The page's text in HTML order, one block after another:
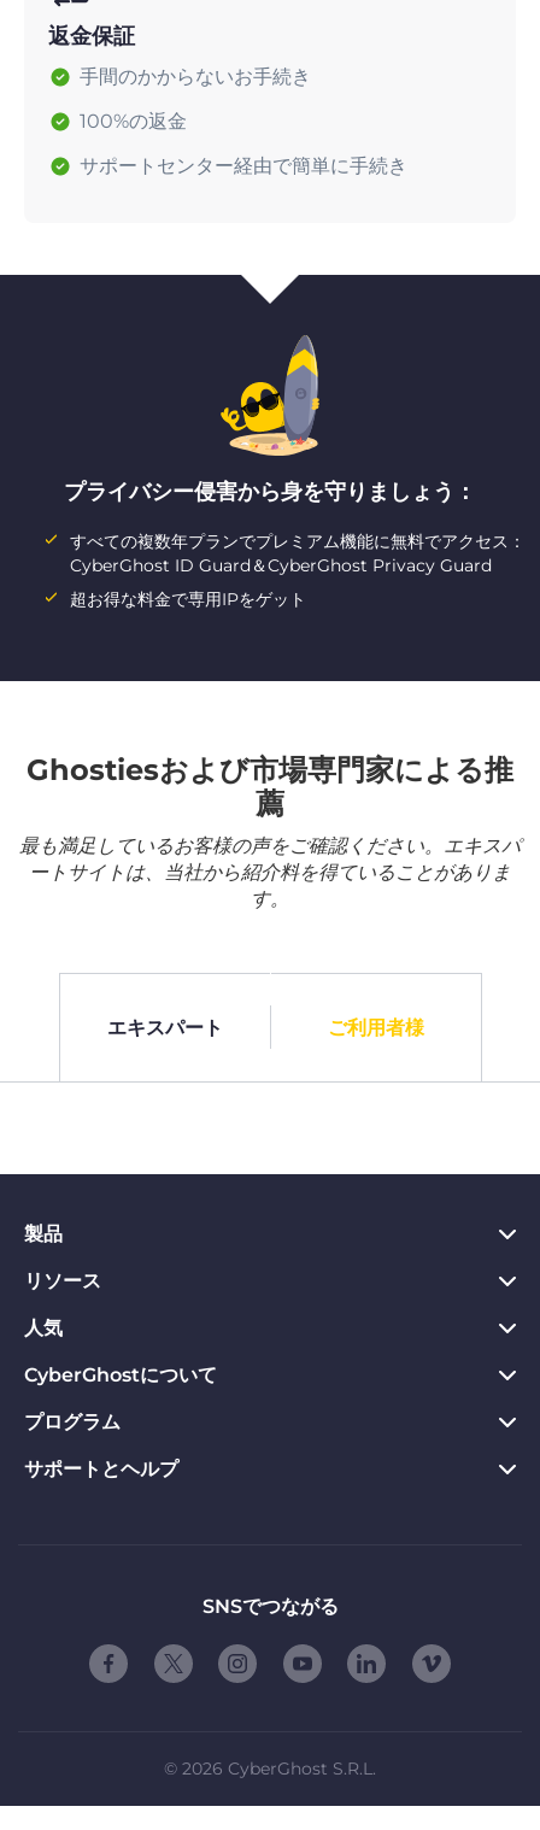
返金保証
手間のかからないお手続き
100%の返金
サポートセンター経由で簡単に手続き
プライバシー侵害から身を守りましょう：
すべての複数年プランでプレミアム機能に無料でアクセス：
CyberGhost ID Guard＆CyberGhost Privacy Guard
超お得な料金で専用IPをゲット
Ghostiesおよび市場専門家による推
薦
最も満足しているお客様の声をご確認ください。エキスパ
ートサイトは、当社から紹介料を得ていることがありま
す。
エキスパート ご利用者様
製品
PC向けVPN
Chrome向けVPN
Mac向けVPN
Android向けVPN
Firefox向けVPN
iOS向けVPN
リソース
プライバシーハブ
プライバシーツール
返金保証
VPNのメリット
人気
今すぐダウンロード
Webサイトのブロックを解除
専用IP VPN
CyberGhostについて
CyberGhostについて
お問い合わせ
プログラム
アフィリエイト
脆弱性開示プログラム
パートナーシップ
サポートとヘルプ
サポートに問い合わせるSNSでつながる
© 2026 CyberGhost S.R.L.